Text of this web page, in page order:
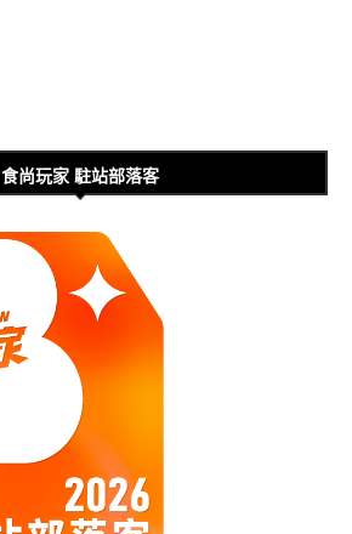
食尚玩家 駐站部落客